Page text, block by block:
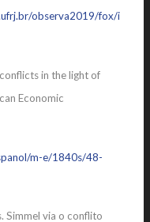
observa2019/fox/i
in the light of
Economic
m-e/1840s/48-
Simmel via o conflito